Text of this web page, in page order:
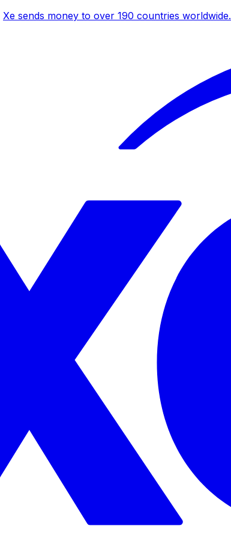
Xe sends money to over 190 countries worldwide.